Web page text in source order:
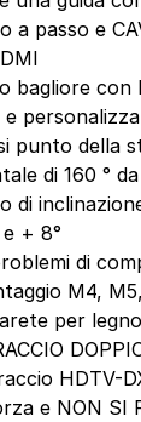
a passo e
bagliore con
personalizza
punto della
di 160 °
di
+ 8°
di
M4,
per
HDTV-
e NON SI